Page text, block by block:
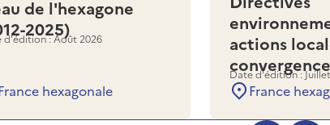
de l'hexagone
2025)
d'édition : Août 2026
hexagonale
actions
convergence
Date d'édition :
France